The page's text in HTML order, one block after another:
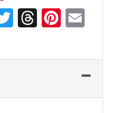
Twitter
Threads